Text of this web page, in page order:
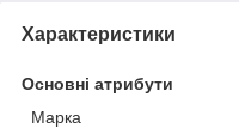
Характеристики
Основні атрибути
Марка